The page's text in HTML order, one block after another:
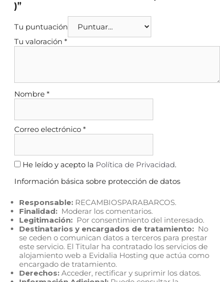
)”
Tu puntuación
Tu valoración *
Nombre *
Correo electrónico *
He leído y acepto la Política de Privacidad.
Información básica sobre protección de datos
Responsable: RECAMBIOSPARABARCOS.
Finalidad: Moderar los comentarios.
Legitimación: Por consentimiento del interesado.
Destinatarios y encargados de tratamiento: No
se ceden o comunican datos a terceros para prestar
este servicio. El Titular ha contratado los servicios de
alojamiento web a Evidalia Hosting que actúa como
encargado de tratamiento.
Derechos: Acceder, rectificar y suprimir los datos.